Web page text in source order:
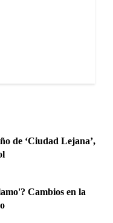
de ‘Ciudad Lejana’,
Cambios en la